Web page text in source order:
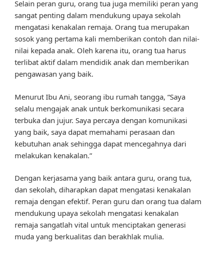
Selain peran guru, orang tua juga memiliki peran yang
sangat penting dalam mendukung upaya sekolah
mengatasi kenakalan remaja. Orang tua merupakan
sosok yang pertama kali memberikan contoh dan nilai-
nilai kepada anak. Oleh karena itu, orang tua harus
terlibat aktif dalam mendidik anak dan memberikan
pengawasan yang baik.
Menurut Ibu Ani, seorang ibu rumah tangga, “Saya
selalu mengajak anak untuk berkomunikasi secara
terbuka dan jujur. Saya percaya dengan komunikasi
yang baik, saya dapat memahami perasaan dan
kebutuhan anak sehingga dapat mencegahnya dari
melakukan kenakalan.”
Dengan kerjasama yang baik antara guru, orang tua,
dan sekolah, diharapkan dapat mengatasi kenakalan
remaja dengan efektif. Peran guru dan orang tua dalam
mendukung upaya sekolah mengatasi kenakalan
remaja sangatlah vital untuk menciptakan generasi
muda yang berkualitas dan berakhlak mulia.